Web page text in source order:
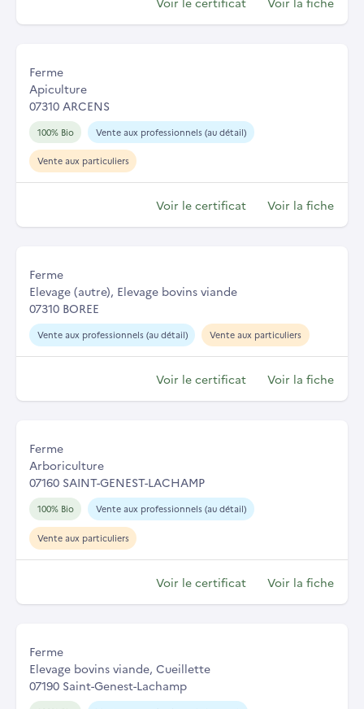
Ferme
Apiculture
07310 ARCENS
100% Bio Vente aux professionnels (au détail)
Vente aux particuliers
Voir le certificat Voir la fiche
Ferme
Elevage (autre), Elevage bovins viande
07310 BOREE
Vente aux professionnels (au détail) Vente aux particuliers
Voir le certificat Voir la fiche
Ferme
Arboriculture
07160 SAINT-GENEST-LACHAMP
100% Bio Vente aux professionnels (au détail)
Vente aux particuliers
Voir le certificat Voir la fiche
Ferme
Elevage bovins viande, Cueillette
07190 Saint-Genest-Lachamp